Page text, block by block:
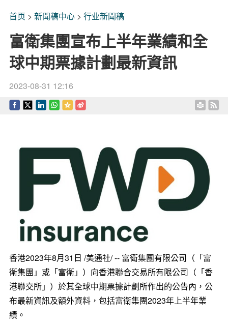
首页 > 新聞稿中心> 行业新聞稿
富衛集團宣布上半年業績和全
球中期票據計劃最新資訊
2023-08-31 12:16
香港2023年8月31日 /美通社/ -- 富衛集團有限公司（「富
衛集團」或「富衛」）向香港聯合交易所有限公司（「香
港聯交所」）於其全球中期票據計劃所作出的公告內，公
布最新資訊及額外資料，包括富衛集團2023年上半年業
績。